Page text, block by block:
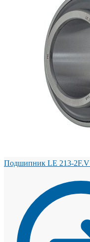
Подшипник LE 213-2F.V